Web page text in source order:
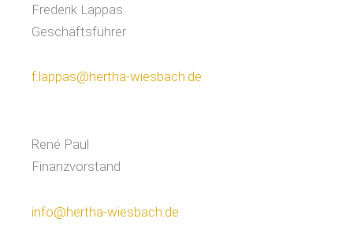
Frederik Lappas
Geschäftsführer
f.lappas@hertha-wiesbach.de
René Paul
Finanzvorstand
info@hertha-wiesbach.de